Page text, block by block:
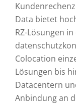
Data bietet
RZ-Lösungen
Colocation
Lösungen bis
Datacentern
Anbindung an